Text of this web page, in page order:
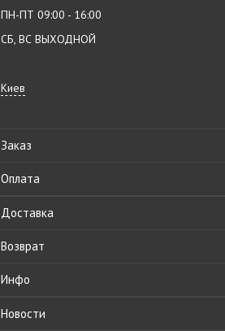
ПН-ПТ 09:00 - 16:00
СБ, ВС ВЫХОДНОЙ
Киев
Заказ
Оплата
Доставка
Возврат
Инфо
Новости